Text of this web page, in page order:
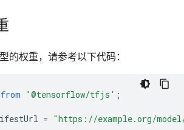
的权重，请参考以下代码：
from '@tensorflow/tfjs' ;
= "https://example.org/